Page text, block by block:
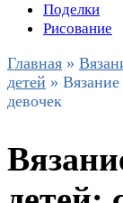
Поделки
Рисование
Главная »
детей »
девочек